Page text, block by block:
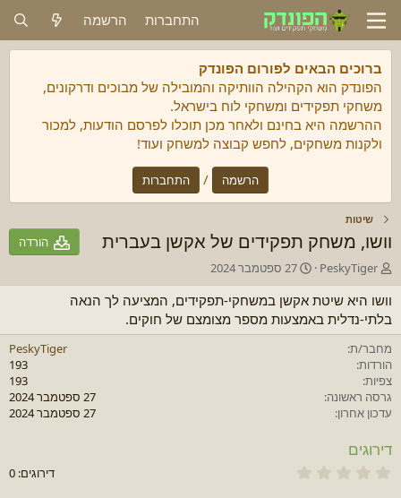
התחברות הרשמה
ברוכים הבאים לפורום הפונדק
הפונדק הוא הקהילה הוותיקה והמובילה של מבוכים ודרקונים,
משחקי תפקידים ומשחקי לוח בישראל.
ההרשמה היא בחינם ולאחר מכן תוכלו לפרסם הודעות, למכור
ולקנות משחקים, לחפש קבוצה למשחק ועוד!
הרשמה / התחברות
שיטות
וושו, משחק תפקידים של אקשן בעברית
הורדה
מ
ח
ב
ר
/
ת
PeskyTiger
C
r
e
a
t
27 ספטמבר 2024
וושו היא שיטת אקשן במשחקי-תפקידים, המציעה לך הנאה
בלתי-נדלית באמצעות מספר מצומצם של חוקים.
מחבר/ת
PeskyTiger
הורדות
193
צפיות
193
גרסה ראשונה
27 ספטמבר 2024
עדכון אחרון
27 ספטמבר 2024
דירוגים
דירוגים: 0